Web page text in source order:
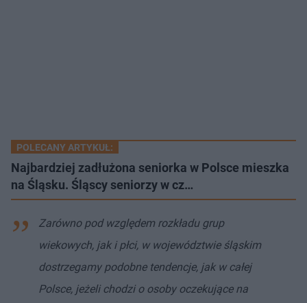
POLECANY ARTYKUŁ:
Najbardziej zadłużona seniorka w Polsce mieszka
na Śląsku. Śląscy seniorzy w cz…
Zarówno pod względem rozkładu grup
wiekowych, jak i płci, w województwie śląskim
dostrzegamy podobne tendencje, jak w całej
Polsce, jeżeli chodzi o osoby oczekujące na